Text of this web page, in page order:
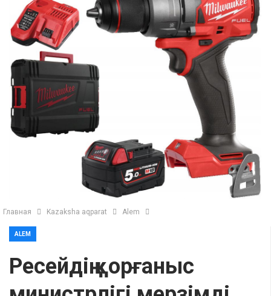
Главная Kazaksha aqparat Alem
ALEM
Ресейдің қорғаныс